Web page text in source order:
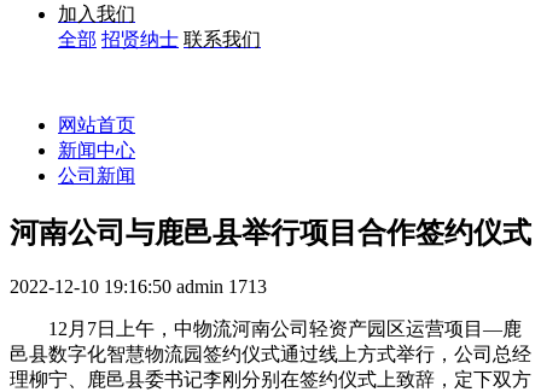
加入我们
全部 招贤纳士 联系我们
网站首页
新闻中心
公司新闻
河南公司与鹿邑县举行项目合作签约仪式
2022-12-10 19:16:50 admin 1713
12月7日上午，中物流河南公司轻资产园区运营项目—鹿
邑县数字化智慧物流园签约仪式通过线上方式举行，公司总经
理柳宁、鹿邑县委书记李刚分别在签约仪式上致辞，定下双方